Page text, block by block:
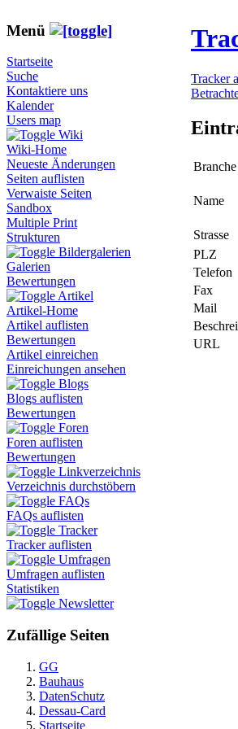
Menü
Startseite
Suche
Kontaktiere uns
Kalender
Users map
Wiki
Wiki-Home
Neueste Änderungen
Seiten auflisten
Verwaiste Seiten
Sandbox
Multiple Print
Strukturen
Bildergalerien
Galerien
Bewertungen
Artikel
Artikel-Home
Artikel auflisten
Bewertungen
Artikel einreichen
Einreichungen ansehen
Blogs
Blogs auflisten
Bewertungen
Foren
Foren auflisten
Bewertungen
Linkverzeichnis
Verzeichnis durchstöbern
FAQs
FAQs auflisten
Tracker
Tracker auflisten
Umfragen
Umfragen auflisten
Statistiken
Newsletter
Zufällige Seiten
GG
Bauhaus
DatenSchutz
Dessau-Card
Startseite
Tracker
Branche
Name
Strasse
PLZ
Telefon
Fax
Mail
URL